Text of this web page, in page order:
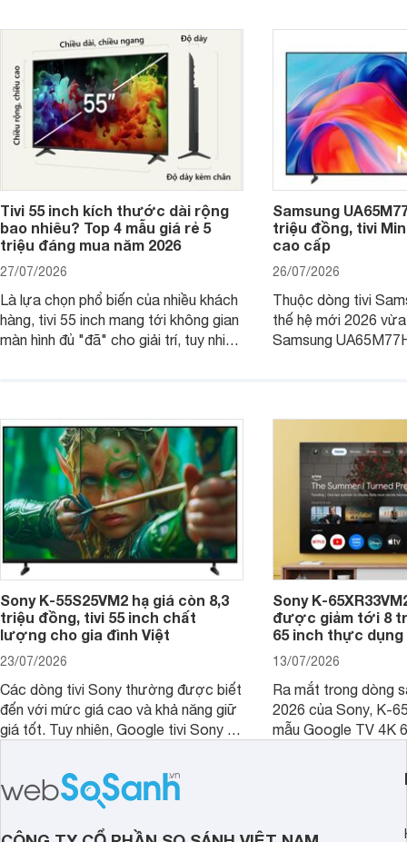
Tivi 55 inch kích thước dài rộng
bao nhiêu? Top 4 mẫu giá rẻ 5
triệu đáng mua năm 2026
27/07/2026
Là lựa chọn phổ biến của nhiều khách
hàng, tivi 55 inch mang tới không gian
màn hình đủ "đã" cho giải trí, tuy nhiên
dùng cho phòng bao nhiêu m2?
Samsung
triệu đồng, tivi
cao cấp
26/07/2026
Thuộc dòng tivi
thế hệ mới 2026
Samsung
Sony K-55S25VM2 hạ giá còn 8,3
triệu đồng, tivi 55 inch chất
lượng cho gia đình Việt
23/07/2026
Các dòng tivi Sony thường được biết
đến với mức giá cao và khả năng giữ
giá tốt. Tuy nhiên, Google tivi Sony 55
hợp đáng chú ý khi có mức giá dễ
tiếp cận hơn dù mới ra mắt trong năm
Sony K-
được giảm tới 8
65 inch thực
13/07/2026
Ra mắt trong dòng
2026 của Sony, K-
mẫu Google TV 4K
tảng Google TV
nghệ hỗ trợ nâng